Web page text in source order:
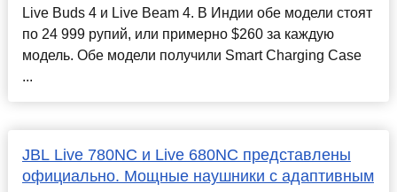
Live Buds 4 и Live Beam 4. В Индии обе модели стоят
по 24 999 рупий, или примерно $260 за каждую
модель. Обе модели получили Smart Charging Case
...
JBL Live 780NC и Live 680NC представлены
официально. Мощные наушники с адаптивным